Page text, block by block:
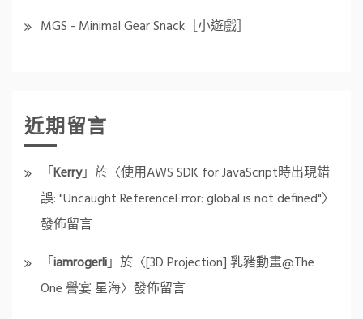
MGS - Minimal Gear Snack［小遊戲］
近期留言
「Kerry」於〈使用AWS SDK for JavaScript時出現錯
誤: "Uncaught ReferenceError: global is not defined"〉
發佈留言
「iamrogerli」於〈[3D Projection] 乳豬動畫@The
One 譽宴 星海〉發佈留言